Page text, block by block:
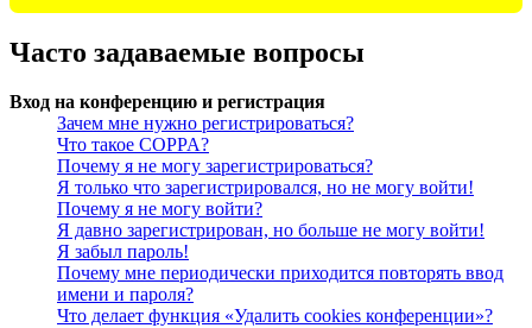
Часто задаваемые вопросы
Вход на конференцию и регистрация
Зачем мне нужно регистрироваться?
Что такое COPPA?
Почему я не могу зарегистрироваться?
Я только что зарегистрировался, но не могу войти!
Почему я не могу войти?
Я давно зарегистрирован, но больше не могу войти!
Я забыл пароль!
Почему мне периодически приходится повторять ввод
имени и пароля?
Что делает функция «Удалить cookies конференции»?